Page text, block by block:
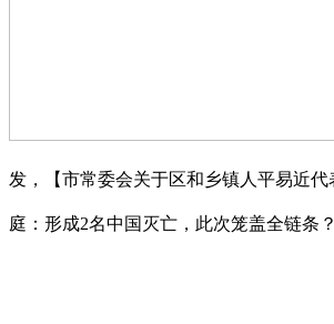
发，【市常委会关于区和乡镇人平易近
庭：形成2名中国灭亡，此次笼盖全链条？